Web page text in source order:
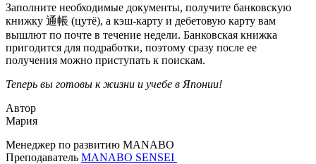
Заполните необходимые документы, получите банковскую
книжку 通帳 (цутё), а кэш-карту и дебетовую карту вам
вышлют по почте в течение недели. Банковская книжка
пригодится для подработки, поэтому сразу после ее
получения можно приступать к поискам.
Теперь вы готовы к жизни и учебе в Японии!
Автор
Мария
Менеджер по развитию MANABO
Преподаватель MANABO SENSEI